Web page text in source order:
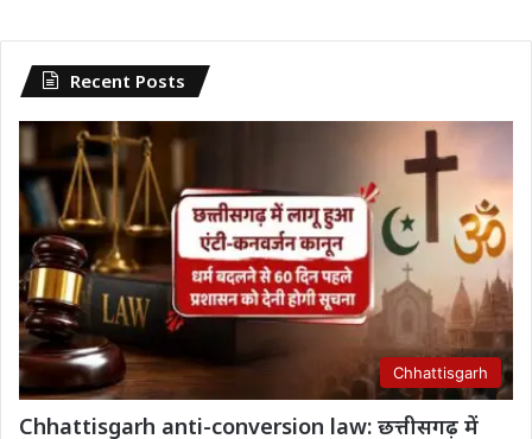
Recent Posts
Chhattisgarh
Chhattisgarh anti-conversion law: छत्तीसगढ़ में